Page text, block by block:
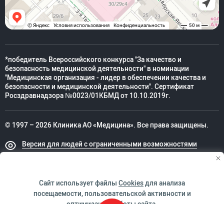
*победитель Всероссийского конкурса "За качество и
безопасность медицинской деятельности" в номинации
"Медицинская организация - лидер в обеспечении качества и
безопасности и медицинской деятельности". Сертификат
Росздравнадзора №0023/01КБМД от 10.10.2019г.
© 1997 – 2026 Клиника АО «Медицина». Все права защищены.
Версия для людей с ограниченными возможностями
Сайт использует файлы Cookiesдля анализа
посещаемости, пользовательской активности и